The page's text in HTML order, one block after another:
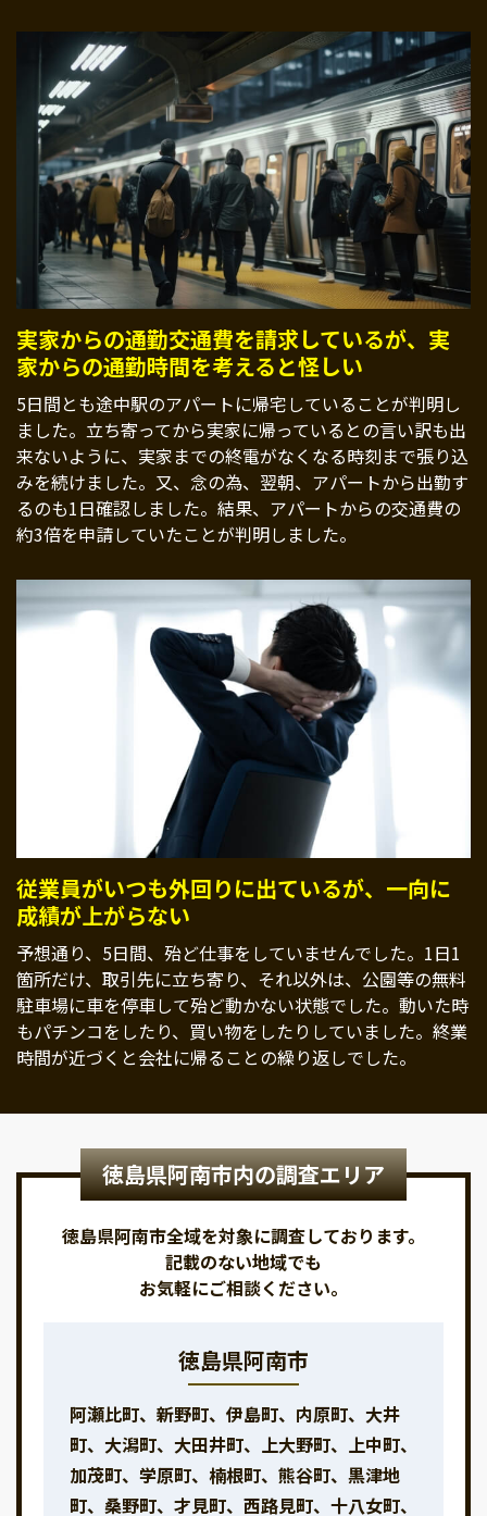
実家からの通勤交通費を請求しているが、実
家からの通勤時間を考えると怪しい
5日間とも途中駅のアパートに帰宅していることが判明し
ました。立ち寄ってから実家に帰っているとの言い訳も出
来ないように、実家までの終電がなくなる時刻まで張り込
みを続けました。又、念の為、翌朝、アパートから出勤す
るのも1日確認しました。結果、アパートからの交通費の
約3倍を申請していたことが判明しました。
従業員がいつも外回りに出ているが、一向に
成績が上がらない
予想通り、5日間、殆ど仕事をしていませんでした。1日1
箇所だけ、取引先に立ち寄り、それ以外は、公園等の無料
駐車場に車を停車して殆ど動かない状態でした。動いた時
もパチンコをしたり、買い物をしたりしていました。終業
時間が近づくと会社に帰ることの繰り返しでした。
徳島県阿南市内の調査エリア
徳島県阿南市全域を対象に調査しております。
記載のない地域でも
お気軽にご相談ください。
徳島県阿南市
阿瀬比町、新野町、伊島町、内原町、大井
町、大潟町、大田井町、上大野町、上中町、
加茂町、学原町、楠根町、熊谷町、黒津地
町、桑野町、才見町、西路見町、十八女町、